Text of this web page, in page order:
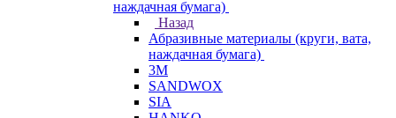
наждачная бумага)
Назад
Абразивные материалы (круги, вата,
наждачная бумага)
3М
SANDWOX
SIA